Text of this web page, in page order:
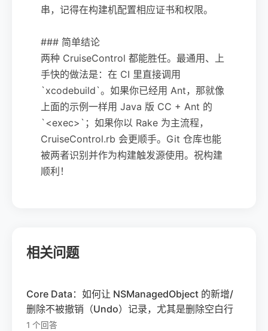
串，记得在构建机配置相应证书和权限。
### 简单结论
两种 CruiseControl 都能胜任。最通用、上
手快的做法是：在 CI 里直接调用
`xcodebuild`。如果你已经用 Ant，那就像
上面的示例一样用 Java 版 CC + Ant 的
`<exec>`；如果你以 Rake 为主流程，
CruiseControl.rb 会更顺手。Git 仓库也能
被两者识别并作为构建触发源使用。祝构建
顺利！
相关问题
Core Data：如何让 NSManagedObject 的新增/
删除不被撤销（Undo）记录，尤其是删除空白行
1 个回答